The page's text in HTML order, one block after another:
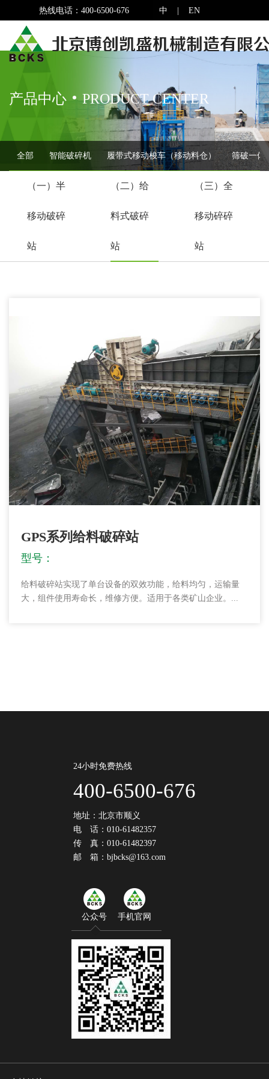
热线电话：400-6500-676 中 | EN
产品中心 PRODUCT CENTER
全部 智能破碎机 履带式移动梭车（移动料仓） 筛破一体
（一）半
移动破碎
站
（二）给
料式破碎
站
（三）全
移动碎碎
站
GPS系列给料破碎站
型号：
给料破碎站实现了单台设备的双效功能，给料均匀，运输量
大，组件使用寿命长，维修方便。适用于各类矿山企业。...
24小时免费热线
400-6500-676
地址：北京市顺义
电 话：010-61482357
传 真：010-61482397
邮 箱：bjbcks@163.com
公众号 手机官网